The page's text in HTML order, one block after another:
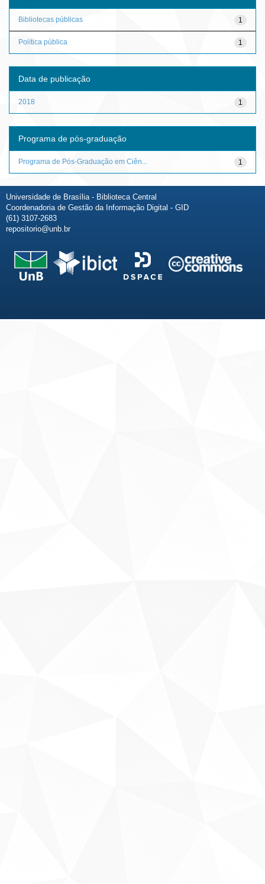
1
Bibliotecas públicas
1
Política pública
Data de publicação
1
2018
Programa de pós-graduação
1
Programa de Pós-Graduação em Ciên...
Universidade de Brasília - Biblioteca Central
Coordenadoria de Gestão da Informação Digital - GID
(61) 3107-2683
repositorio@unb.br